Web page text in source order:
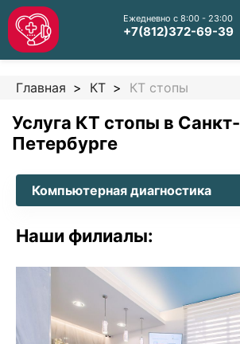
Ежедневно с 8:00 - 23:00
+7(812)372-69-39
Главная КТ КТ стопы
Услуга КТ стопы в Санкт-
Петербурге
Компьютерная диагностика
Наши филиалы: